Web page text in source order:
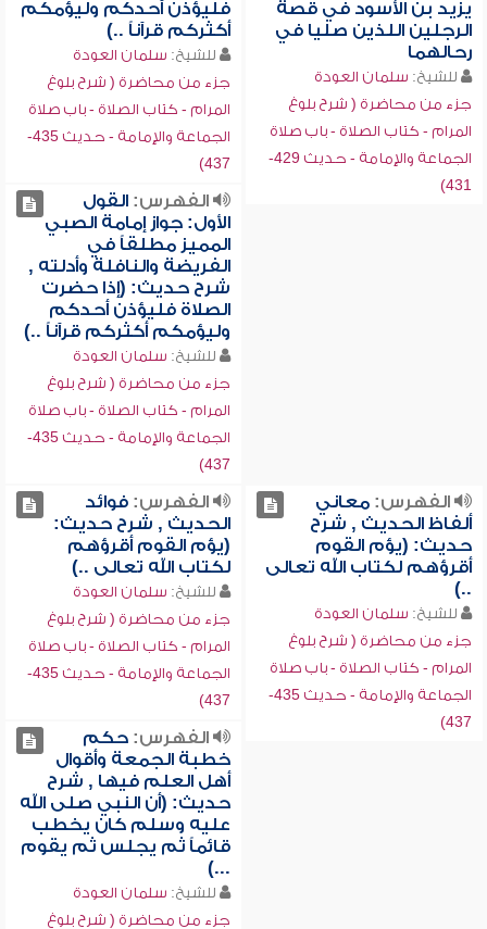
يزيد بن الأسود في قصة
الرجلين اللذين صليا في
رحالهما
للشيخ: سلمان العودة
جزء من محاضرة ( شرح بلوغ
المرام - كتاب الصلاة - باب صلاة
الجماعة والإمامة - حديث 429-
431)
فليؤذن أحدكم وليؤمكم
أكثركم قرآناً ..)
للشيخ: سلمان العودة
جزء من محاضرة ( شرح بلوغ
المرام - كتاب الصلاة - باب صلاة
الجماعة والإمامة - حديث 435-
437)
الفهرس:القول
الأول: جواز إمامة الصبي
المميز مطلقاً في
الفريضة والنافلة وأدلته ,
شرح حديث: (إذا حضرت
الصلاة فليؤذن أحدكم
وليؤمكم أكثركم قرآناً ..)
للشيخ: سلمان العودة
جزء من محاضرة ( شرح بلوغ
المرام - كتاب الصلاة - باب صلاة
الجماعة والإمامة - حديث 435-
437)
الفهرس:معاني
ألفاظ الحديث , شرح
حديث: (يؤم القوم
أقرؤهم لكتاب الله تعالى
..)
للشيخ: سلمان العودة
جزء من محاضرة ( شرح بلوغ
المرام - كتاب الصلاة - باب صلاة
الجماعة والإمامة - حديث 435-
437)
الفهرس:فوائد
الحديث , شرح حديث:
(يؤم القوم أقرؤهم
لكتاب الله تعالى ..)
للشيخ: سلمان العودة
جزء من محاضرة ( شرح بلوغ
المرام - كتاب الصلاة - باب صلاة
الجماعة والإمامة - حديث 435-
437)
الفهرس:حكم
خطبة الجمعة وأقوال
أهل العلم فيها , شرح
حديث: (أن النبي صلى الله
عليه وسلم كان يخطب
قائماً ثم يجلس ثم يقوم
...)
للشيخ: سلمان العودة
جزء من محاضرة ( شرح بلوغ